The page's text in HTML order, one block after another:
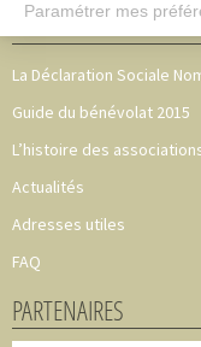
Paramétrer mes
Axeptio consent
Plateforme de
AIDE AUX
La Déclaration Sociale
Guide du bénévolat 2015
L’histoire des
Actualités
Adresses utiles
FAQ
PARTENAIRES